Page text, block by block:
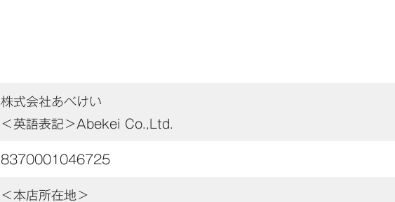
株式会社あべけい
＜英語表記＞Abekei Co.,Ltd.
8370001046725
＜本店所在地＞